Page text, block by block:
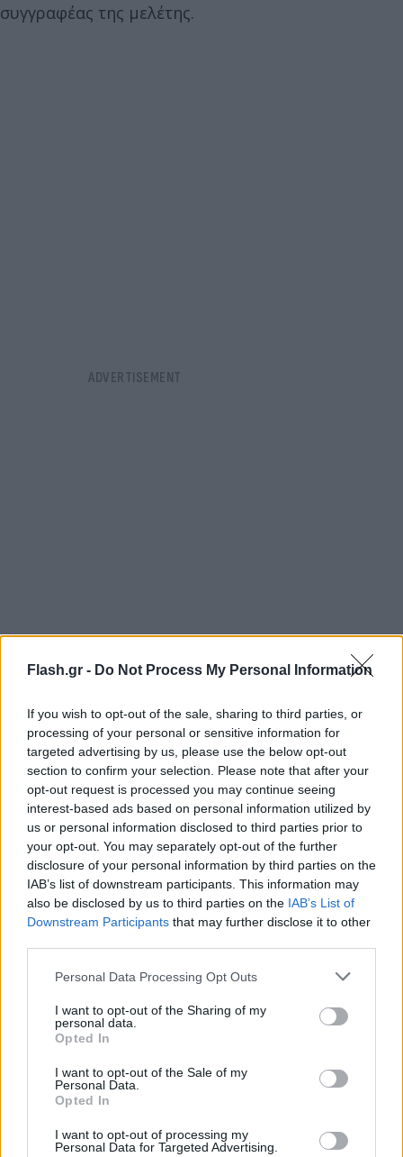
Flash.gr - Do Not Process My Personal Information
If you wish to opt-out of the sale, sharing to third parties, or
processing of your personal or sensitive information for
targeted advertising by us, please use the below opt-out
section to confirm your selection. Please note that after your
opt-out request is processed you may continue seeing
interest-based ads based on personal information utilized by
us or personal information disclosed to third parties prior to
your opt-out. You may separately opt-out of the further
disclosure of your personal information by third parties on the
IAB’s list of downstream participants. This information may
also be disclosed by us to third parties on the IAB’s List of
Downstream Participants that may further disclose it to other
Please note that this website/app uses one or more Google
not limited to your visit or usage behaviour. You may click to
grant or deny consent to Google and its third-party tags to
use your data for below specified purposes in below Google
consent section.
Personal Data Processing Opt Outs
I want to opt-out of the Sharing of my
personal data.
Opted In
I want to opt-out of the Sale of my
Personal Data.
Opted In
I want to opt-out of processing my
Personal Data for Targeted Advertising.
συγγραφέας της μελέτης.
Η μελέτη στα λύματα της πόλης Beersheba – της
τέταρτης πιο πυκνοκατοικημένης μητροπολιτικής
περιοχής του Ισραήλ – διαπίστωσε πως, ενώ η
Δέλτα είχε καταφέρει να εξαφανίσει όλες τις
παραλλαγές που προηγήθηκαν, η Όμικρον δεν
πέτυχε κάτι παρόμοιο εις βάρος της Δέλτα, παρά
τον τεράστιο αριθμό των κρουσμάτων που
προκάλεσε σε ολόκληρο τον πλανήτη.
Οι επιστήμονες, ωστόσο, προχώρησαν παραπέρα,
πλήρη διασπορά, η Δέλτα δεν εξαφανίζεται.
Τα ευρήματα δημοσιεύτηκαν πρόσφατα στο
επιστημονικό περιοδικό Science of the Total